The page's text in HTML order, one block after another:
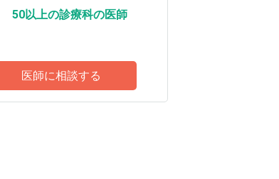
50以上の診療科の医師
医師に相談する